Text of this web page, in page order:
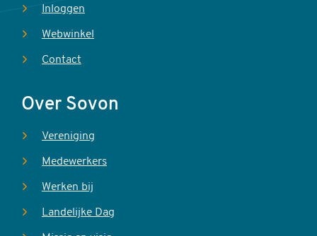
Inloggen
Webwinkel
Contact
Over Sovon
Vereniging
Medewerkers
Werken bij
Landelijke Dag